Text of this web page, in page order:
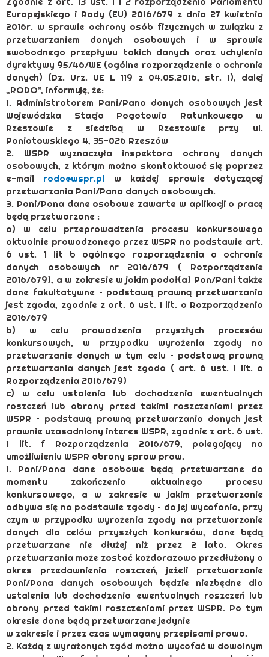
Europejskiego i Rady (EU) 2016/679 z dnia 27 kwietnia
2016r. w sprawie ochrony osób fizycznych w związku z
przetwarzaniem danych osobowych i w sprawie
swobodnego przepływu takich danych oraz uchylenia
dyrektywy 95/46/WE (ogólne rozporządzenie o ochronie
danych) (Dz. Urz. UE L 119 z 04.05.2016, str. 1), dalej
„RODO”, informuję, że:
1. Administratorem Pani/Pana danych osobowych jest
Wojewódzka Stacja Pogotowia Ratunkowego w
Rzeszowie z siedzibą w Rzeszowie przy ul.
Poniatowskiego 4, 35-026 Rzeszów
2. WSPR wyznaczyła inspektora ochrony danych
osobowych, z którym można skontaktować się poprzez
e-mail rodo@wspr.pl w każdej sprawie dotyczącej
przetwarzania Pani/Pana danych osobowych.
3. Pani/Pana dane osobowe zawarte w aplikacji o pracę
będą przetwarzane :
a) w celu przeprowadzenia procesu konkursowego
aktualnie prowadzonego przez WSPR na podstawie art.
6 ust. 1 lit b ogólnego rozporządzenia o ochronie
danych osobowych nr 2016/679 ( Rozporządzenie
2016/679), a w zakresie w jakim podał(a) Pan/Pani także
dane fakultatywne – podstawą prawną przetwarzania
jest zgoda, zgodnie z art. 6 ust. 1 lit. a Rozporządzenia
2016/679
b) w celu prowadzenia przyszłych procesów
konkursowych, w przypadku wyrażenia zgody na
przetwarzanie danych w tym celu – podstawą prawną
przetwarzania danych jest zgoda ( art. 6 ust. 1 lit. a
Rozporządzenia 2016/679)
c) w celu ustalenia lub dochodzenia ewentualnych
roszczeń lub obrony przed takimi roszczeniami przez
WSPR – podstawą prawną przetwarzania danych jest
prawnie uzasadniony interes WSPR, zgodnie z art. 6 ust.
1 lit. f Rozporządzenia 2016/679, polegający na
umożliwieniu WSPR obrony spraw praw.
1. Pani/Pana dane osobowe będą przetwarzane do
momentu zakończenia aktualnego procesu
konkursowego, a w zakresie w jakim przetwarzanie
odbywa się na podstawie zgody – do jej wycofania, przy
czym w przypadku wyrażenia zgody na przetwarzanie
danych dla celów przyszłych konkursów, dane będą
przetwarzane nie dłużej niż przez 2 lata. Okres
przetwarzania może zostać każdorazowo przedłużony o
okres przedawnienia roszczeń, jeżeli przetwarzanie
Pani/Pana danych osobowych będzie niezbędne dla
ustalenia lub dochodzenia ewentualnych roszczeń lub
obrony przed takimi roszczeniami przez WSPR. Po tym
okresie dane będą przetwarzane jedynie
w zakresie i przez czas wymagany przepisami prawa.
2. Każdą z wyrażonych zgód można wycofać w dowolnym